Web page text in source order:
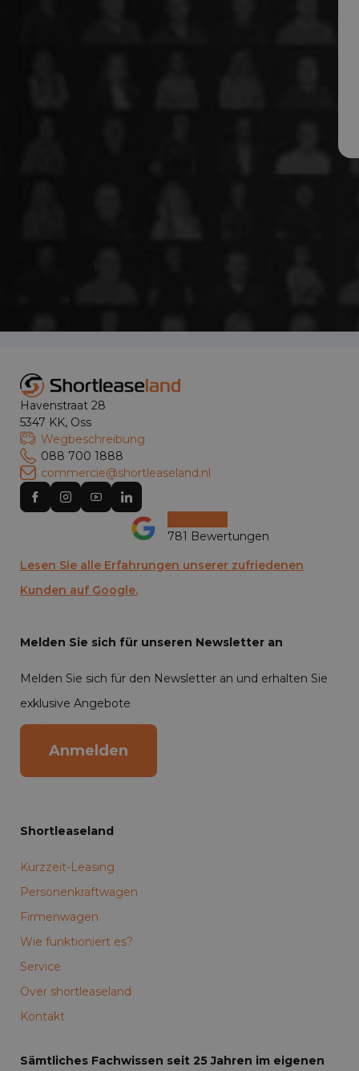
Havenstraat 28
5347 KK, Oss
Wegbeschreibung
088 700 1888
commercie@shortleaseland.nl
781 Bewertungen
Lesen Sie alle Erfahrungen unserer zufriedenen
Kunden auf Google.
Melden Sie sich für unseren Newsletter an
Melden Sie sich für den Newsletter an und erhalten Sie
exklusive Angebote
Anmelden
Shortleaseland
Kurzzeit-Leasing
Personenkraftwagen
Firmenwagen
Wie funktioniert es?
Service
Over shortleaseland
Kontakt
Sämtliches Fachwissen seit 25 Jahren im eigenen